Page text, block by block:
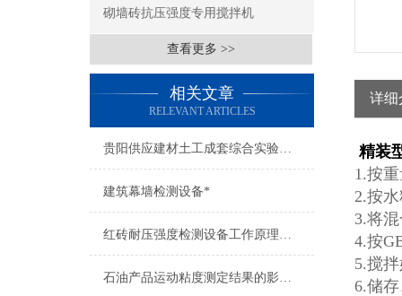
砌墙砖抗压强度专用搅拌机
查看更多 >>
相关文章
RELEVANT ARTICLES
贵阳供应建材土工成套综合实验室仪器设备
建筑幕墙检测设备*
红砖耐压强度检测设备工作原理说明
石油产品运动粘度测定结果的影响因素及处理方法
详细
精装
1.按
2.按
3.将
4.按
5.搅
6.储